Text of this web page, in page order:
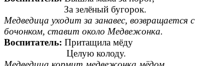
За зелёный бугорок.
Медведица уходит за занавес, возвращается с
бочонком, ставит около Медвежонка.
Воспитатель: Притащила мёду
Целую колоду.